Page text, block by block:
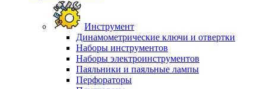
Инструмент
Динамометрические ключи и отвертки
Наборы инструментов
Наборы электроинструментов
Паяльники и паяльные лампы
Перфораторы